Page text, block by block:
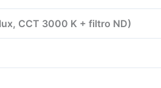
CCT 3000 K + filtro ND)